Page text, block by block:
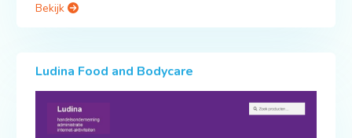
Bekijk
Ludina Food and Bodycare